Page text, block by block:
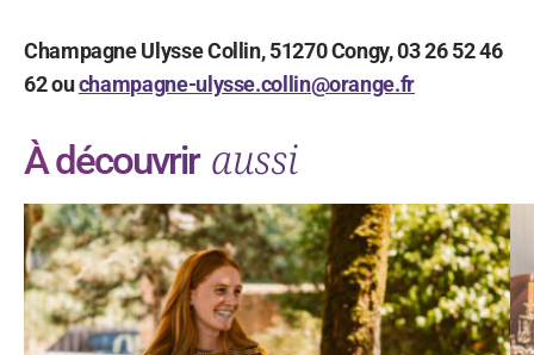
Champagne Ulysse Collin, 51270 Congy, 03 26 52 46
62 ouchampagne-ulysse.collin@orange.fr
À découvrir aussi